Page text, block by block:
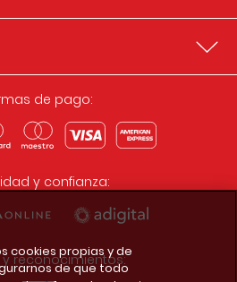
de pago:
y confianza:
y reconocimientos:
cookies propias y de
de que todo